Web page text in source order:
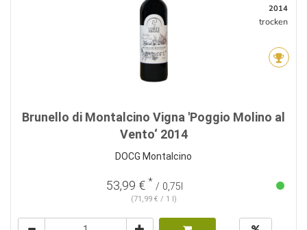
2014
trocken
Brunello di Montalcino Vigna 'Poggio Molino al
Vento‘ 2014
DOCG Montalcino
53,99 € * / 0,75l
(71,99 € / 1 l)